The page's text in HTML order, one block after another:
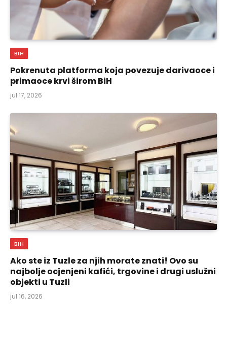
BIH
Pokrenuta platforma koja povezuje darivaoce i
primaoce krvi širom BiH
jul 17, 2026
BIH
Ako ste iz Tuzle za njih morate znati! Ovo su
najbolje ocjenjeni kafići, trgovine i drugi uslužni
objekti u Tuzli
jul 16, 2026